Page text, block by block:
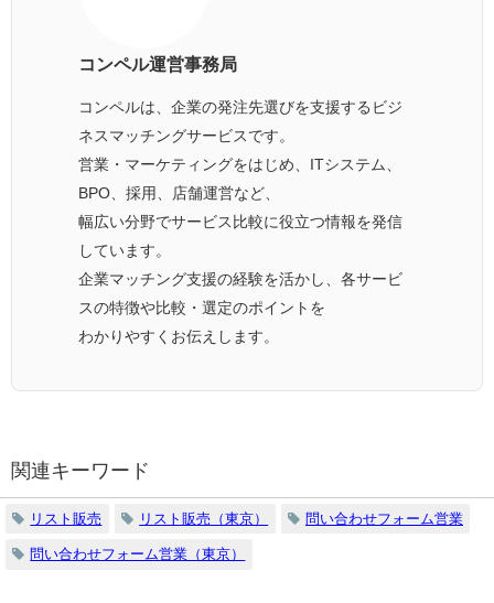
コンペル運営事務局
コンペルは、企業の発注先選びを支援するビジ
ネスマッチングサービスです。
営業・マーケティングをはじめ、ITシステム、
BPO、採用、店舗運営など、
幅広い分野でサービス比較に役立つ情報を発信
しています。
企業マッチング支援の経験を活かし、各サービ
スの特徴や比較・選定のポイントを
わかりやすくお伝えします。
関連キーワード
リスト販売 リスト販売（東京） 問い合わせフォーム営業
問い合わせフォーム営業（東京）